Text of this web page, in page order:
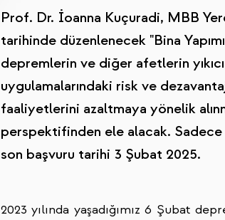
Prof. Dr. İoanna Kuçuradi, MBB
tarihinde düzenlenecek "Bina
depremlerin ve diğer afetlerin
uygulamalarındaki risk ve
faaliyetlerini azaltmaya yönelik
perspektifinden ele alacak.
son başvuru tarihi 3 Şubat 2025.
2023 yılında yaşadığımız 6 Şubat